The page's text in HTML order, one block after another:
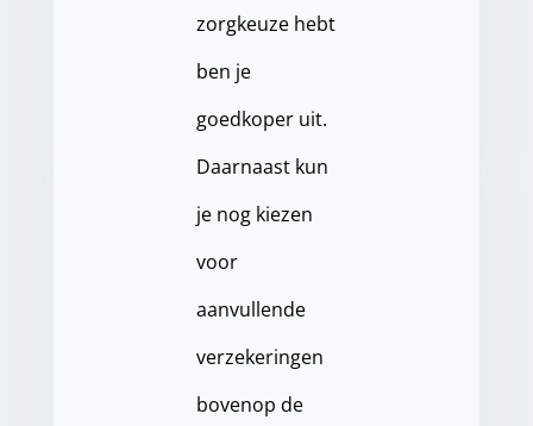
zorgkeuze hebt
ben je
goedkoper uit.
Daarnaast kun
je nog kiezen
voor
aanvullende
verzekeringen
bovenop de